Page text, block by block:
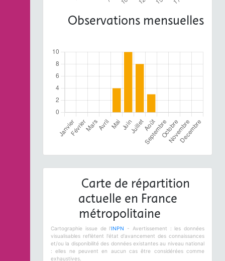
Observations mensuelles
Carte de répartition
actuelle en France
métropolitaine
Cartographie issue de l'INPN
- Avertissement : les données
visualisables reflètent l'état d'avancement des connaissances
et/ou la disponibilité des données existantes au niveau national
: elles ne peuvent en aucun cas être considérées comme
exhaustives.